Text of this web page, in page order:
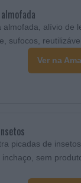
alívio de
sufocos,
Ver na
picadas de
sem